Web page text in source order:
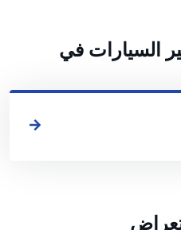
السيارات في
لدينا في غولفبورت